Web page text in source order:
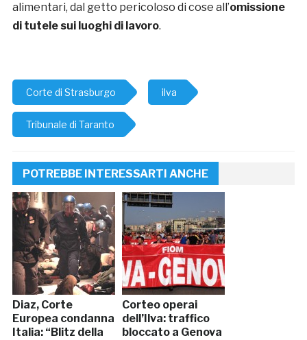
alimentari, dal getto pericoloso di cose all’omissione
di tutele sui luoghi di lavoro.
Corte di Strasburgo ilva
Tribunale di Taranto
POTREBBE INTERESSARTI ANCHE
Diaz, Corte
Europea condanna
Italia: “Blitz della
Corteo operai
dell’Ilva: traffico
bloccato a Genova